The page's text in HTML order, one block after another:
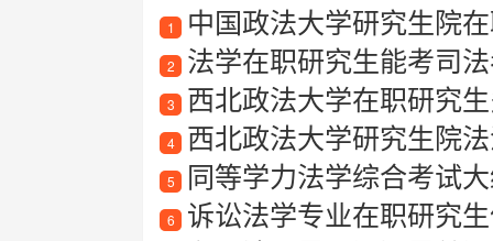
1 中国政法大学研究生院
2 法学在职研究生能考司
3 西北政法大学在职研究
4 西北政法大学研究生院
5 同等学力法学综合考试
6 诉讼法学专业在职研究生